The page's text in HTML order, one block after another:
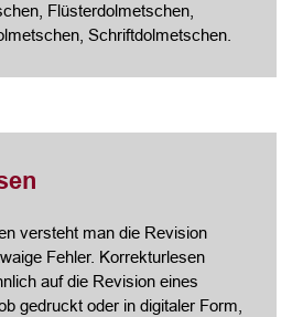
Flüsterdolmetschen,
Schriftdolmetschen.
versteht man die Revision
Fehler. Korrekturlesen
auf die Revision eines
gedruckt oder in digitaler Form,